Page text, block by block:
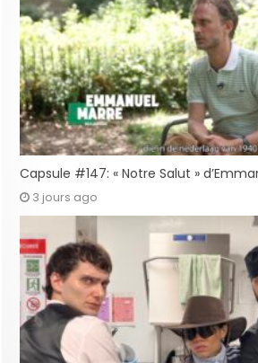
Capsule #147: « Notre Salut »
3 jours ago